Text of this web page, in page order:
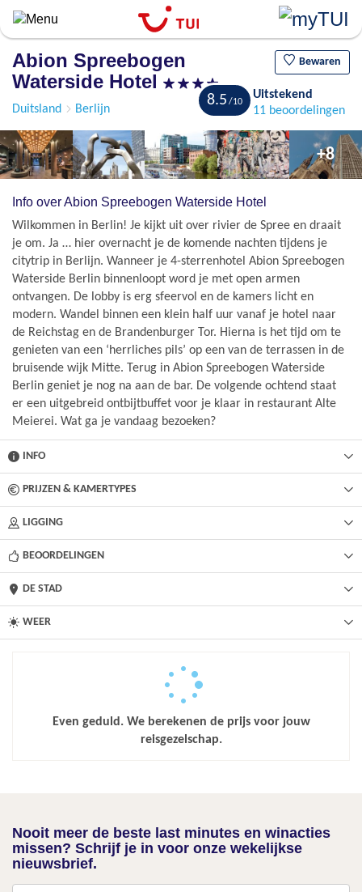
Overslaan
en
algemene
gaan
Abion Spreebogen
Waterside Hotel
Bewaren
Duitsland Berlijn
8.5
Uitstekend
11 beoordelingen
+8
Info over Abion Spreebogen Waterside Hotel
Wilkommen in Berlin! Je kijkt uit over rivier de Spree en draait
je om. Ja … hier overnacht je de komende nachten tijdens je
citytrip in Berlijn. Wanneer je 4-sterrenhotel Abion Spreebogen
Waterside Berlin binnenloopt word je met open armen
ontvangen. De lobby is erg sfeervol en de kamers licht en
modern. Wandel binnen een klein half uur vanaf je hotel naar
de Reichstag en de Brandenburger Tor. Hierna is het tijd om te
genieten van een ‘herrliches pils’ op een van de terrassen in de
bruisende wijk Mitte. Terug in Abion Spreebogen Waterside
Berlin geniet je nog na aan de bar. De volgende ochtend staat
er een uitgebreid ontbijtbuffet voor je klaar in restaurant Alte
Meierei. Wat ga je vandaag bezoeken?
INFO
PRIJZEN & KAMERTYPES
LIGGING
BEOORDELINGEN
DE STAD
WEER
Even geduld. We berekenen de prijs voor jouw
reisgezelschap.
Nooit meer de beste last minutes en winacties
missen? Schrijf je in voor onze wekelijkse
nieuwsbrief.